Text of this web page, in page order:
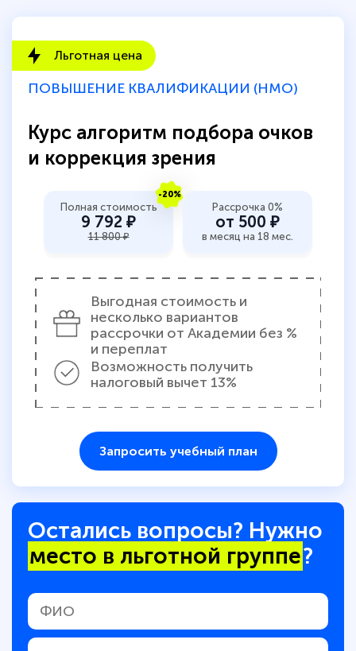
Льготная цена
ПОВЫШЕНИЕ КВАЛИФИКАЦИИ (НМО)
Курс алгоритм подбора очков
и коррекция зрения
-20%
Полная стоимость
9 792 ₽
11 800 ₽
Рассрочка 0%
от 500 ₽
в месяц на 18 мес.
Выгодная стоимость и
несколько вариантов
рассрочки от Академии без %
и переплат
Возможность получить
налоговый вычет 13%
Запросить учебный план
Остались вопросы? Нужно
место в льготной группе?